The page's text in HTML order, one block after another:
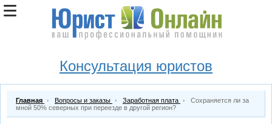
Консультация юристов
Главная Вопросы и заказы Заработная плата
Сохраняется ли за
мной 50% северных при переезде в другой регион?